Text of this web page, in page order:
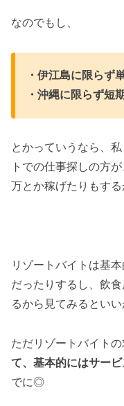
なのでもし、
・伊江島に限らず
・沖縄に限らず短
とかっていうなら、
トでの仕事探しの方
万とか稼げたりもする
リゾートバイトは基
だったりするし、飲
るから見てみるとい
ただリゾートバイト
て、基本的にはサー
でに◎